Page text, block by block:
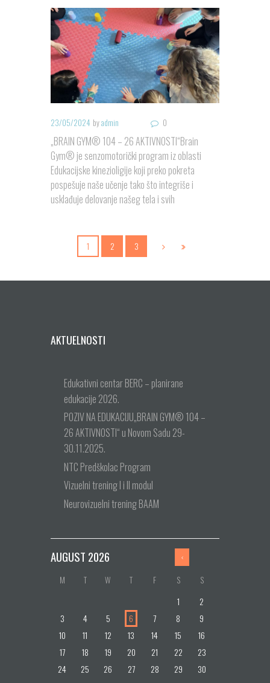
23/05/2024 byadmin 0
„BRAIN GYM® 104 – 26 AKTIVNOSTI“Brain
Gym® je senzomotorički program iz oblasti
Edukacijske kinezioligije koji preko pokreta
pospešuje naše učenje tako što integriše i
usklađuje delovanje našeg tela i svih
1 2 3
AKTUELNOSTI
Edukativni centar BERC – planirane
edukacije 2026.
POZIV NA EDUKACIJU„BRAIN GYM® 104 –
26 AKTIVNOSTI“ u Novom Sadu 29-
30.11.2025.
NTC Predškolac Program
Vizuelni trening I i II modul
Neurovizuelni trening BAAM
AUGUST 2026
M T W T F S S
1
2
3
4 5 6 7 8
9
10
11 12 13 14 15
16
17
18 19 20 21 22
23
24
25 26 27 28 29
30